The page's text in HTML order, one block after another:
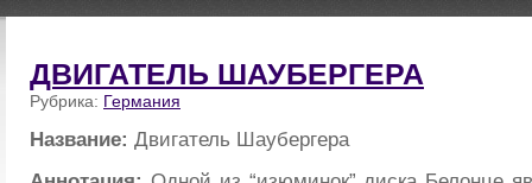
ДВИГАТЕЛЬ ШАУБЕРГЕРА
Рубрика: Германия
Название: Двигатель Шаубергера